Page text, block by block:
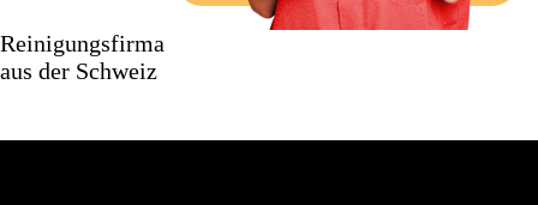
Reinigungsfirma
aus der Schweiz